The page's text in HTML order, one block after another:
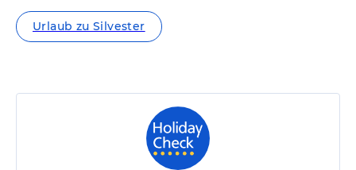
Urlaub zu Silvester